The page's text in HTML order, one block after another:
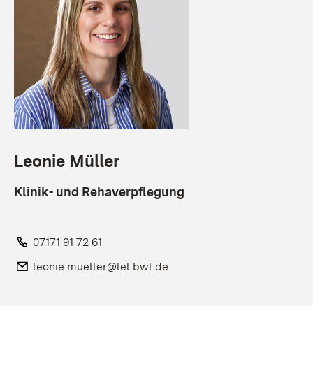
Leonie Müller
Klinik- und Rehaverpflegung
Telefon:
07171 91 72 61
E-Mail:
leonie.mueller@lel.bwl.de